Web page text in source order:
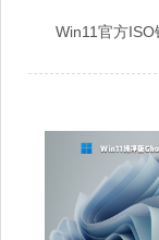
Win11官方